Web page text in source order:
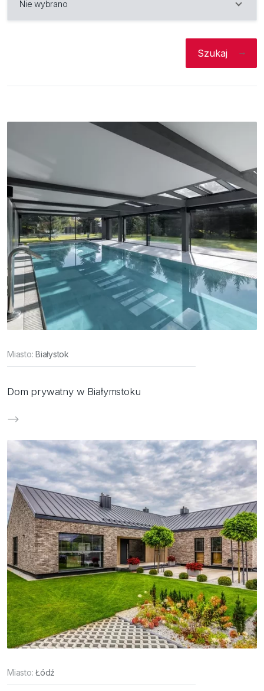
Nie wybrano
Szukaj
Miasto:Białystok
Dom prywatny w Białymstoku
Miasto:Łódź